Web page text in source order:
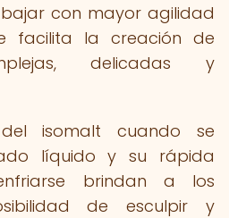
con mayor agilidad
facilita la creación de
delicadas y
isomalt cuando se
líquido y su rápida
brindan a los
de esculpir y